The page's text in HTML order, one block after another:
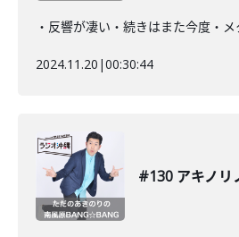
・反響が凄い・続きはまた今度・メ
2024.11.20 |00:30:44
#130 アキノリ